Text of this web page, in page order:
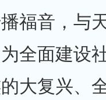
福音，与
全面建设
大复兴、